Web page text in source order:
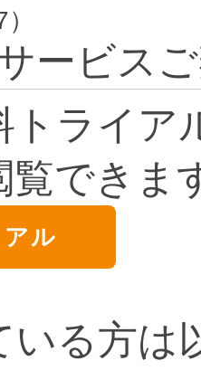
ービス
トライア
覧できま
ル
いる方は